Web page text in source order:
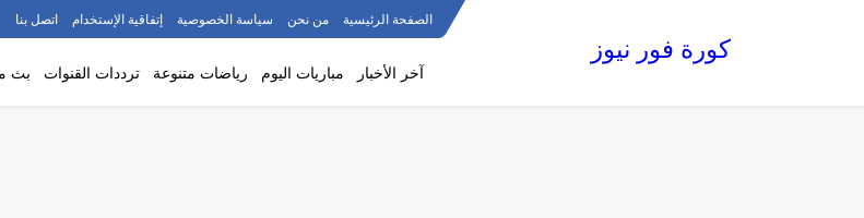
الصفحة الرئيسية من نحن سياسة الخصوصية إتفاقية الإستخدام اتصل بنا
كورة فور نيوز
آخر الأخبار مباريات اليوم رياضات متنوعة ترددات القنوات بث